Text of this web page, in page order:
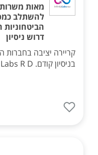
מאות
להשתלב
דרוש ניסיון
קריירה יציבה בחברות
בניסיון קודם. Infinity Labs R D מזמינה אתכם ...